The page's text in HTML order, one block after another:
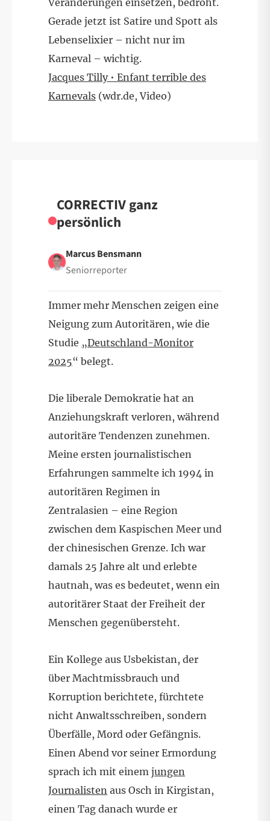
Gerade jetzt ist Satire und Spott als
Lebenselixier – nicht nur im
Karneval – wichtig.
Jacques Tilly • Enfant terrible des
Karnevals (wdr.de, Video)
CORRECTIV ganz
persönlich
Marcus Bensmann
Seniorreporter
Immer mehr Menschen zeigen eine
Neigung zum Autoritären, wie die
Studie „Deutschland-Monitor
2025“ belegt.
Die liberale Demokratie hat an
Anziehungskraft verloren, während
autoritäre Tendenzen zunehmen.
Meine ersten journalistischen
Erfahrungen sammelte ich 1994 in
autoritären Regimen in
Zentralasien – eine Region
zwischen dem Kaspischen Meer und
der chinesischen Grenze. Ich war
damals 25 Jahre alt und erlebte
hautnah, was es bedeutet, wenn ein
autoritärer Staat der Freiheit der
Menschen gegenübersteht.
Ein Kollege aus Usbekistan, der
über Machtmissbrauch und
Korruption berichtete, fürchtete
nicht Anwaltsschreiben, sondern
Überfälle, Mord oder Gefängnis.
Einen Abend vor seiner Ermordung
sprach ich mit einem jungen
Journalisten aus Osch in Kirgistan,
einen Tag danach wurde er